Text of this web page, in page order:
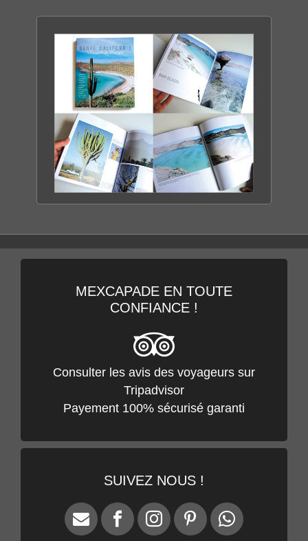
CACTIMAR ECO-RANCH
ENTRE MER & DÉSERT
DÉCOUVRIR LE RANCH
MEXCAPADE EN TOUTE
CONFIANCE !
Consulter les avis des voyageurs sur
Tripadvisor
Payement 100% sécurisé garanti
SUIVEZ NOUS !